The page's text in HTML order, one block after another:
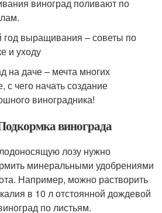
виноград поливают по
год выращивания – советы по
и уходу
на даче – мечта многих
с чего начать создание
виноградника!
винограда
лозу нужно
минеральными удобрениями
Например, можно растворить
в 10 л отстоянной дождевой
по листьям.